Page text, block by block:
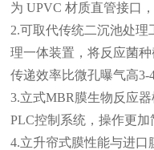
为 UPVC 材质直管接口
2.可取代传统二沉池处
理一体装置，将反应菌
传递效率比微孔曝气高3-
3.立式MBR膜生物反应
PLC控制系统，操作更
4.立升帘式膜性能与进